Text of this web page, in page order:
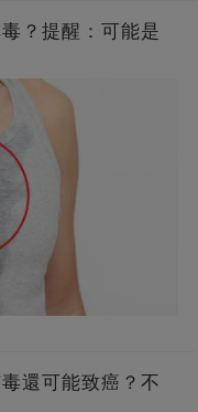
？提醒：可能是
還可能致癌？不